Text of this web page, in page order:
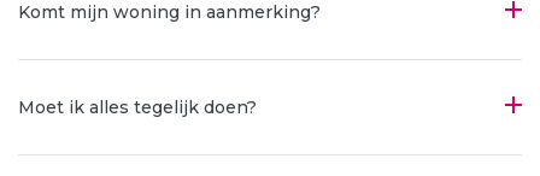
Komt mijn woning in aanmerking?
Moet ik alles tegelijk doen?